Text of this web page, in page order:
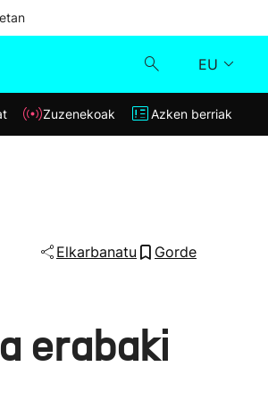
EU
Klisk
Zuzenekoak Azken berriak
Elkarbanatu Gorde
erabaki